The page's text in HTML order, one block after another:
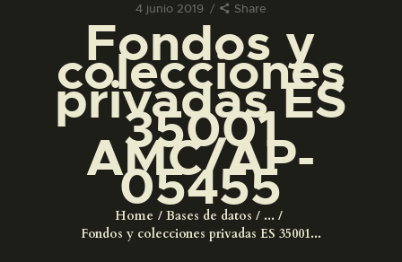
4 junio 2019 Share
Fondos y
colecciones
privadas ES
35001
AMC/AP-
05455
Home Bases de datos
...
Fondos y colecciones privadas ES 35001...
PREPARAR LA VISITA
ACTIVIDADES
█
EL MUSEO